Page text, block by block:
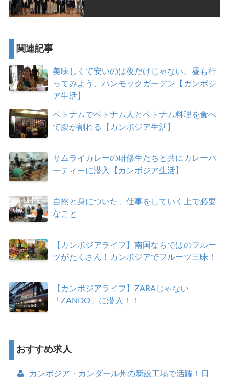
関連記事
美味しくて安いのは夜だけじゃない。昼も行
ってみよう、ハンモックガーデン【カンボジ
ア生活】
ベトナムでベトナム人とベトナム料理を食べ
て腹が割れる【カンボジア生活】
サムライカレーの研修生たちと共にカレーパ
ーティーに潜入【カンボジア生活】
自然と身についた、仕事をしていく上で必要
なこと
【カンボジアライフ】南国ならではのフルー
ツがたくさん！カンボジアでフルーツ三昧！
【カンボジアライフ】ZARAじゃない
「ZANDO」に潜入！！
おすすめ求人
カンボジア・カンダール州の新設工場で活躍！日